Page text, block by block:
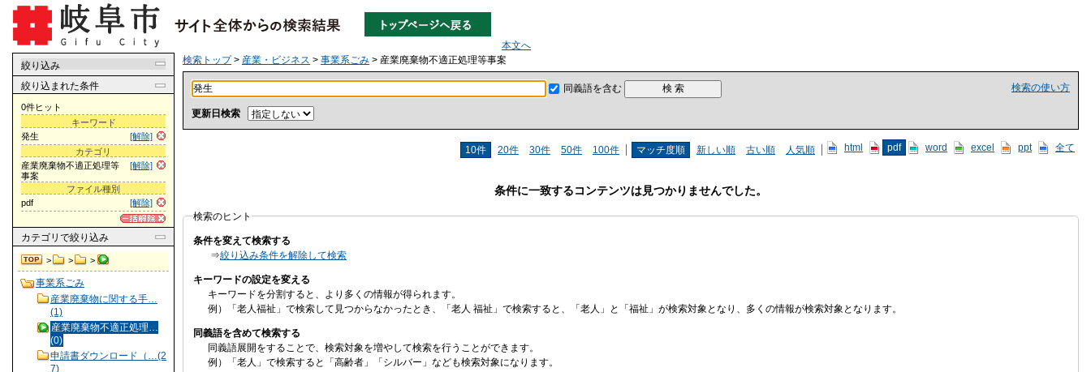
本文へ
絞り込み
絞り込まれた条件
0件ヒット
キーワード
[解除]
発生
カテゴリ
[解除]
産業廃棄物不適正処理等
事案
ファイル種別
[解除]
pdf
カテゴリ で絞り込み
> > >
事業系ごみ
産業廃棄物に関する手…
(1)
産業廃棄物不適正処理…
(0)
申請書ダウンロード（…(2
7)
検索トップ> 産業・ビジネス > 事業系ごみ > 産業廃棄物不適正処理等事案
検索の使い方
同義語を含む
更新日検索
10件 20件 30件 50件 100件 マッチ度順 新しい順 古い順 人気順 html pdf word excel ppt 全て
条件に一致するコンテンツは見つかりませんでした。
検索のヒント
条件を変えて検索する
⇒絞り込み条件を解除して検索
キーワードの設定を変える
キーワードを分割すると、より多くの情報が得られます。
例）「老人福祉」で検索して見つからなかったとき、「老人 福祉」で検索すると、「老人」と「福祉」が検索対象となり、多くの情報が検索対象となります。
同義語を含めて検索する
同義語展開をすることで、検索対象を増やして検索を行うことができます。
例）「老人」で検索すると「高齢者」「シルバー」なども検索対象になります。